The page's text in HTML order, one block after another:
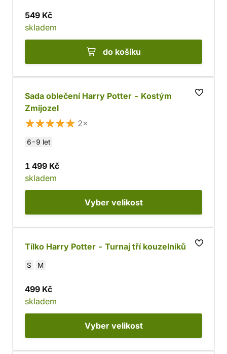
549 Kč
skladem
do košíku
Sada oblečení Harry Potter - Kostým
Zmijozel
2×
6-9 let
1 499 Kč
skladem
Vyber velikost
Tílko Harry Potter - Turnaj tří kouzelníků
S M
499 Kč
skladem
Vyber velikost